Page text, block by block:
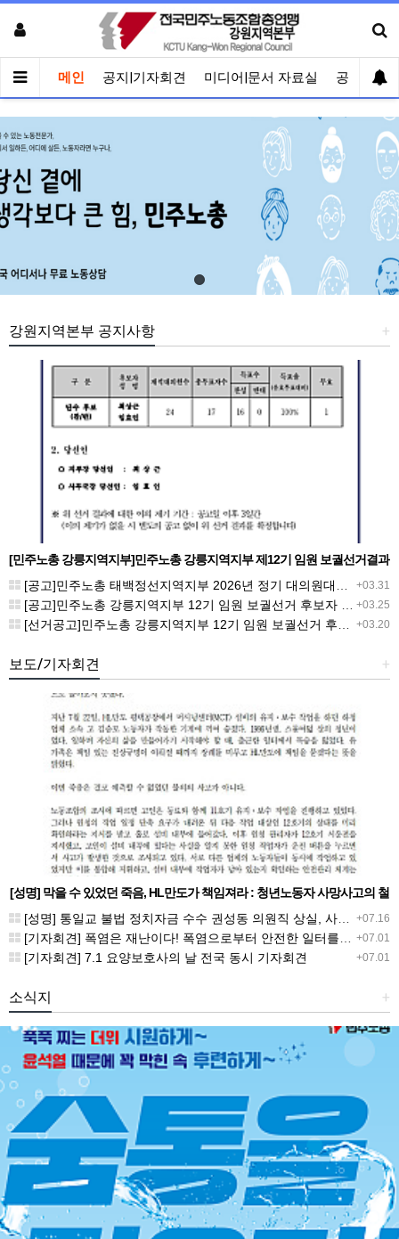
메인 공지|기자회견 미디어|문서 자료실 공유게시
+
강원지역본부 공지사항
[민주노총 강릉지역지부]민주노총 강릉지역지부 제12기 임원 보궐선거결과
공고
+03.31
[공고]민주노총 태백정선지역지부 2026년 정기 대의원대회 재소집 건
+03.25
[공고]민주노총 강릉지역지부 12기 임원 보궐선거 후보자 확정 공고
+03.20
[선거공고]민주노총 강릉지역지부 12기 임원 보궐선거 후보 등록 기간 연장 공고
+
보도/기자회견
[성명] 막을 수 있었던 죽음, HL만도가 책임져라 : 청년노동자 사망사고의 철
저한 진상규명과 재발방지 대책 마련하라
+07.16
[성명] 통일교 불법 정치자금 수수 권성동 의원직 상실, 사필귀정이다
+07.01
[기자회견] 폭염은 재난이다! 폭염으로부터 안전한 일터를 위한 민주노총 강원지역본부 폭염감시단 선포 기자회견
+07.01
[기자회견] 7.1 요양보호사의 날 전국 동시 기자회견
+
소식지